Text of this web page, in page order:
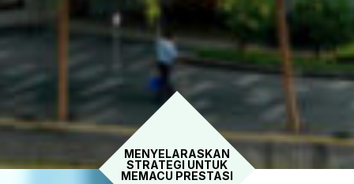
MENYELARASKAN
STRATEGI UNTUK
MEMACU PRESTASI